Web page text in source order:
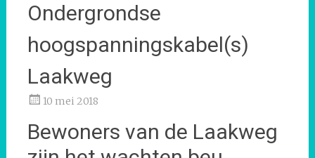
Ondergrondse
hoogspanningskabel(s)
Laakweg
10 mei 2018
Bewoners van de Laakweg